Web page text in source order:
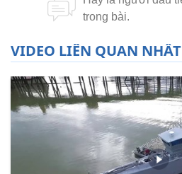
VIDEO LIÊN QUAN NHẤT